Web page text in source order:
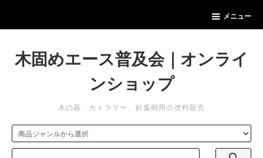
メニュー
木固めエース普及会｜オンライ
ンショップ
木の器、カトラリー、針葉樹用の塗料販売